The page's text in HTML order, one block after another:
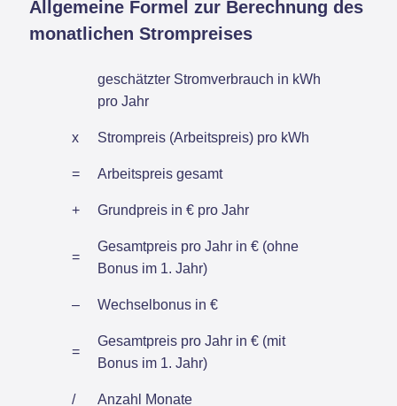
Allgemeine Formel zur Berechnung des
monatlichen Strompreises
geschätzter Stromverbrauch in kWh
pro Jahr
x Strompreis (Arbeitspreis) pro kWh
= Arbeitspreis gesamt
+ Grundpreis in € pro Jahr
=
Gesamtpreis pro Jahr in € (ohne
Bonus im 1. Jahr)
– Wechselbonus in €
=
Gesamtpreis pro Jahr in € (mit
Bonus im 1. Jahr)
/ Anzahl Monate